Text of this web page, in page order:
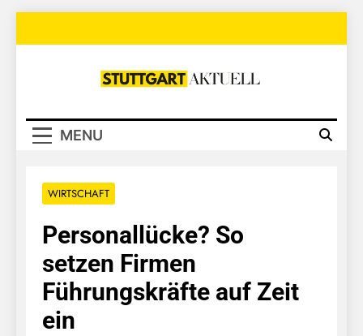
Stuttgart
MENU
WIRTSCHAFT
Personallücke? So
setzen Firmen
Führungskräfte auf Zeit
ein